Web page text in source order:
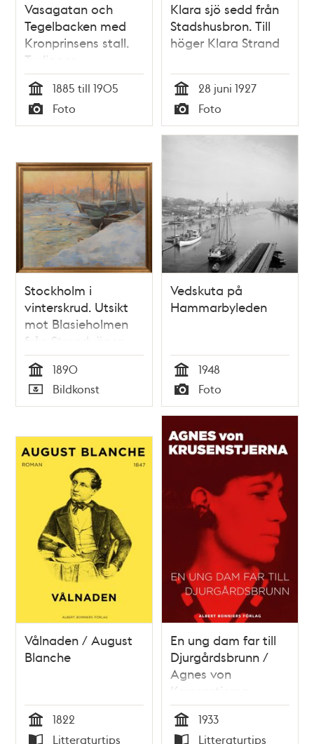
Vasagatan och
Tegelbacken med
Kronprinsens stall.
Tv. ligger
Järnvägsparken.
Klara kyrkas torn
ses i fonden. Utsikt
norrut från
Tid
1885 till 1905
Typ
Foto
Klara sjö sedd från
Stadshusbron. Till
höger Klara Strand
Tid
28 juni 1927
Typ
Foto
Stockholm i
vinterskrud. Utsikt
mot Blasieholmen
från Strandvägen
Tid
1890
Typ
Bildkonst
Vedskuta på
Hammarbyleden
Tid
1948
Typ
Foto
Vålnaden / August
Blanche
Tid
1822
Litteraturtips
En ung dam far till
Djurgårdsbrunn /
Agnes von
Krusenstjerna
Tid
1933
Litteraturtips